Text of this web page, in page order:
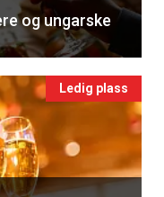
og ungarske
Ledig plass